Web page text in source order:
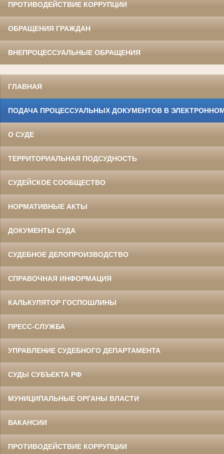
ПРОТИВОДЕЙСТВИЕ КОРРУПЦИИ
ОБРАЩЕНИЯ ГРАЖДАН
ВНЕПРОЦЕССУАЛЬНЫЕ ОБРАЩЕНИЯ
ГЛАВНАЯ
ПОДАЧА ПРОЦЕССУАЛЬНЫХ ДОКУМЕНТОВ В
О СУДЕ
ТЕРРИТОРИАЛЬНАЯ ПОДСУДНОСТЬ
СУДЕЙСКОЕ СООБЩЕСТВО
НОРМАТИВНЫЕ АКТЫ
ДОКУМЕНТЫ СУДА
СУДЕБНОЕ ДЕЛОПРОИЗВОДСТВО
СПРАВОЧНАЯ ИНФОРМАЦИЯ
КАЛЬКУЛЯТОР ГОСПОШЛИНЫ
ПРЕСС-СЛУЖБА
УПРАВЛЕНИЕ СУДЕБНОГО ДЕПАРТАМЕНТА
СУДЫ СУБЪЕКТА РФ
МУНИЦИПАЛЬНЫЕ ОРГАНЫ ВЛАСТИ
ВАКАНСИИ
ПРОТИВОДЕЙСТВИЕ КОРРУПЦИИ